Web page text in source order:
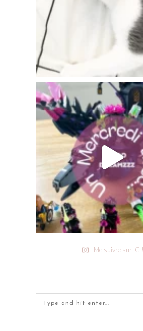
Me suivre sur IG !